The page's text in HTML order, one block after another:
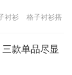
衬衫
格子衬衫搭
款单品尽显